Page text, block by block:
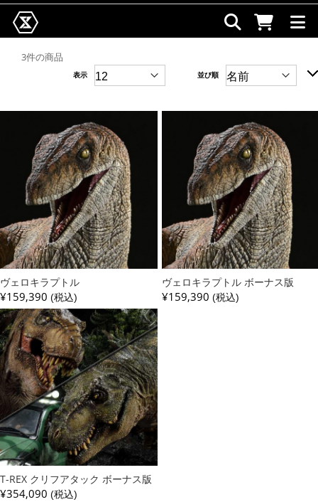
3件の商品
並び順
表示
ヴェロキラプトル
¥159,390 (税込)
ヴェロキラプトル ボーナス版
¥159,390 (税込)
T-REX クリフアタック ボーナス版
¥354,090 (税込)